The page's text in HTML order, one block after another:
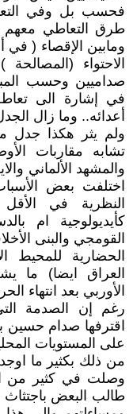
فحسب بل وفي
طرق التعاطي معهم
ومابين الإقصاء ( في
الاحتواء
صداميين وحسب
في إشارة الى
أعدائه.. وما زال
ولم يثر هكذا جدل
تشابه مقاربات
والمشهد الألماني
اختلفت بعض
النظرية في
كأيديولوجية ام
القومجي والبنى
الحضارية للمحيط
العراق ايضا) ما
الأوربي بعد انتهاء الحرب
رغم إن الصدمة
اقترفها صدام
على المستويات
من ذلك بكثير ما
وصلت في كثير من
طالب البعض